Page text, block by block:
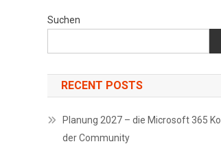
Suchen
RECENT POSTS
Planung 2027 – die Microsoft 365
der Community